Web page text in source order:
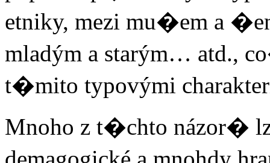
etniky, mezi mu�em a
mladým a starým… atd.,
t�mito typovými
Mnoho z t�chto názor�